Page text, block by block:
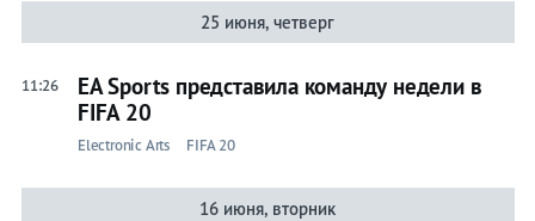
25 июня, четверг
11:26
EA Sports представила команду недели в
FIFA 20
Electronic Arts FIFA 20
16 июня, вторник